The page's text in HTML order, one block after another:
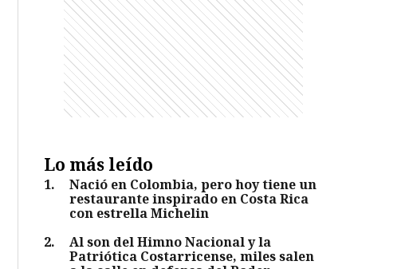
Lo más leído
1.
Nació en Colombia, pero hoy tiene un
restaurante inspirado en Costa Rica
con estrella Michelin
2.
Al son del Himno Nacional y la
Patriótica Costarricense, miles salen